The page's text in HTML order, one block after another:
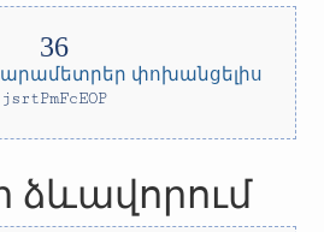
փոխանցելիս
jsrtPmFcEOP
ձևավորում